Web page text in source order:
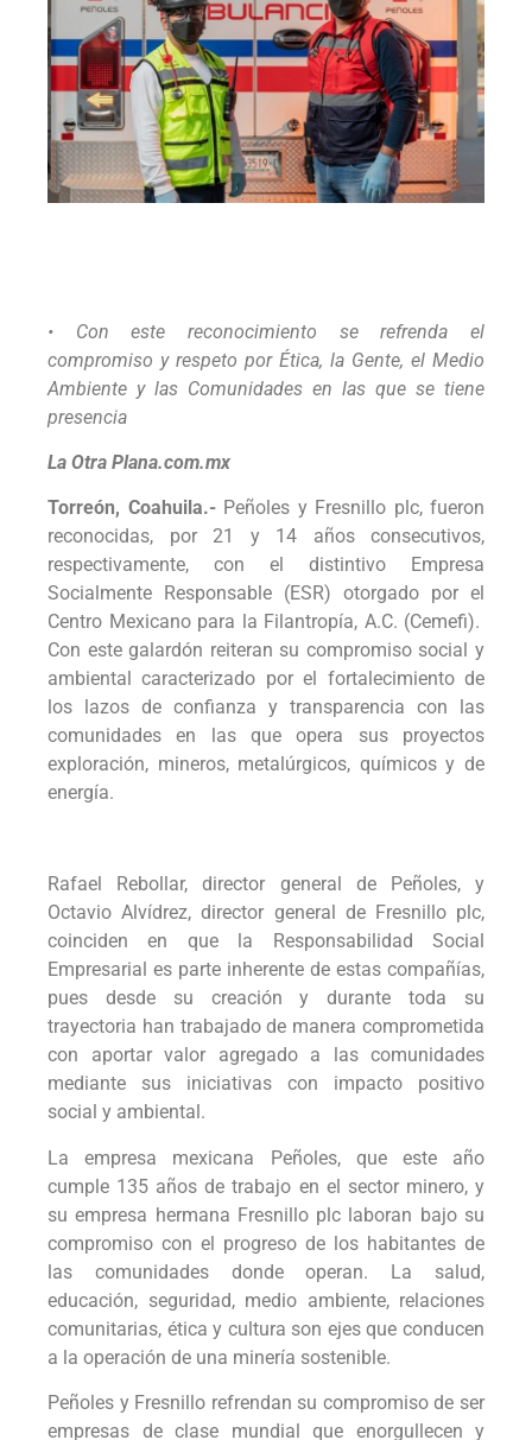
• Con este reconocimiento se refrenda el
compromiso y respeto por Ética, la Gente, el Medio
Ambiente y las Comunidades en las que se tiene
presencia
La Otra Plana.com.mx
Torreón, Coahuila.-Peñoles y Fresnillo plc, fueron
reconocidas, por 21 y 14 años consecutivos,
respectivamente, con el distintivo Empresa
Socialmente Responsable (ESR) otorgado por el
Centro Mexicano para la Filantropía, A.C. (Cemefi).
Con este galardón reiteran su compromiso social y
ambiental caracterizado por el fortalecimiento de
los lazos de confianza y transparencia con las
comunidades en las que opera sus proyectos
exploración, mineros, metalúrgicos, químicos y de
energía.
Rafael Rebollar, director general de Peñoles, y
Octavio Alvídrez, director general de Fresnillo plc,
coinciden en que la Responsabilidad Social
Empresarial es parte inherente de estas compañías,
pues desde su creación y durante toda su
trayectoria han trabajado de manera comprometida
con aportar valor agregado a las comunidades
mediante sus iniciativas con impacto positivo
social y ambiental.
La empresa mexicana Peñoles, que este año
cumple 135 años de trabajo en el sector minero, y
su empresa hermana Fresnillo plc laboran bajo su
compromiso con el progreso de los habitantes de
las comunidades donde operan. La salud,
educación, seguridad, medio ambiente, relaciones
comunitarias, ética y cultura son ejes que conducen
a la operación de una minería sostenible.
Peñoles y Fresnillo refrendan su compromiso de ser
empresas de clase mundial que enorgullecen y